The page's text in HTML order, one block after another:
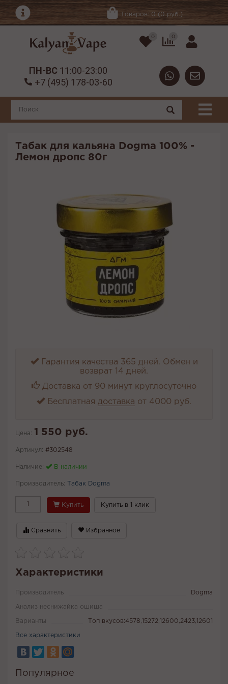
Товаров: 0 (0 руб.)
0 0
ПН-ВС 11:00-23:00
+7 (495) 178-03-60
Табак для кальяна Dogma 100% -
Лемон дропс 80г
Гарантия качества 365 дней. Обмен и
возврат 14 дней.
Доставка от 90 минут круглосуточно
Бесплатная доставка от 4000 руб.
Цена: 1 550 руб.
Артикул: #302548
Наличие: В наличии
Производитель: Табак Dogma
Купить Купить в 1 клик
Сравнить Избранное
Характеристики
Производитель Dogma
Анализ неснижайка ошиша
Варианты Топ вкусов:4578,15272,12600,2423,12601
Все характеристики
Популярное